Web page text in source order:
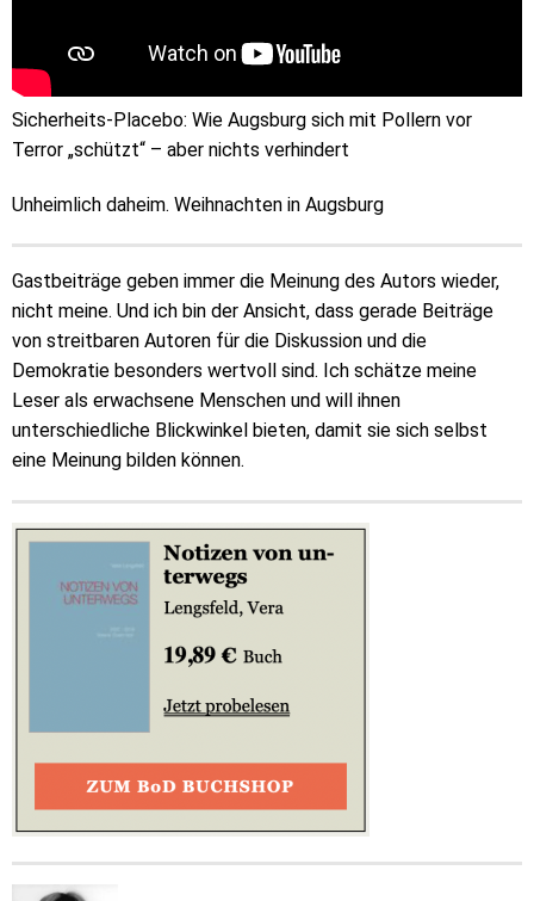
Sicherheits-Placebo: Wie Augsburg sich mit Pollern vor
Terror „schützt“ – aber nichts verhindert
Unheimlich daheim. Weihnachten in Augsburg
Gastbeiträge geben immer die Meinung des Autors wieder,
nicht meine. Und ich bin der Ansicht, dass gerade Beiträge
von streitbaren Autoren für die Diskussion und die
Demokratie besonders wertvoll sind. Ich schätze meine
Leser als erwachsene Menschen und will ihnen
unterschiedliche Blickwinkel bieten, damit sie sich selbst
eine Meinung bilden können.